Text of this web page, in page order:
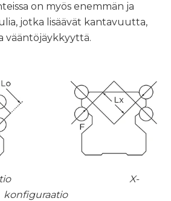
on myös enemmän ja
jotka lisäävät kantavuutta,
vääntöjäykkyyttä.
X-
konfiguraatio